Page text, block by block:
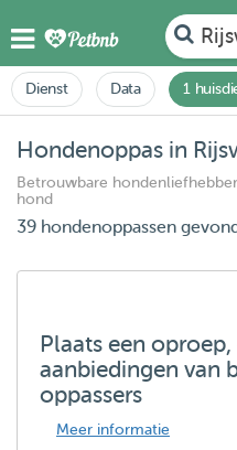
Dienst Data 1
Hondenoppas in
Betrouwbare
hond
39 hondenoppassen
Plaats een
aanbiedingen van
oppassers
Meer informatie